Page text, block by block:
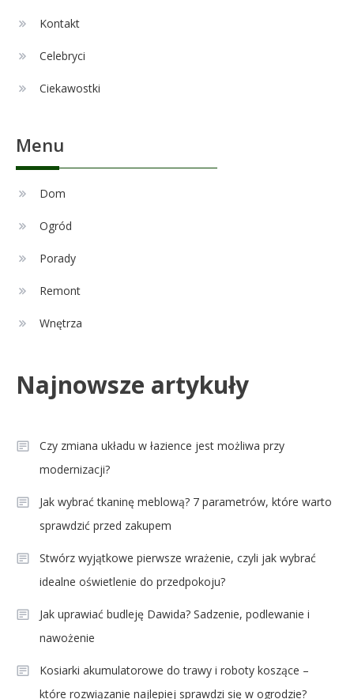
Czy zmiana układu w łazience
Celebryci
Aleksandra Grysz wiek: poznaj
Kontakt
Celebryci
Ciekawostki
Menu
Dom
Ogród
Porady
Remont
Wnętrza
Najnowsze artykuły
Czy zmiana układu w łazience jest możliwa przy
modernizacji?
Jak wybrać tkaninę meblową? 7 parametrów, które warto
sprawdzić przed zakupem
Stwórz wyjątkowe pierwsze wrażenie, czyli jak wybrać
idealne oświetlenie do przedpokoju?
Jak uprawiać budleję Dawida? Sadzenie, podlewanie i
nawożenie
Kosiarki akumulatorowe do trawy i roboty koszące –
które rozwiązanie najlepiej sprawdzi się w ogrodzie?